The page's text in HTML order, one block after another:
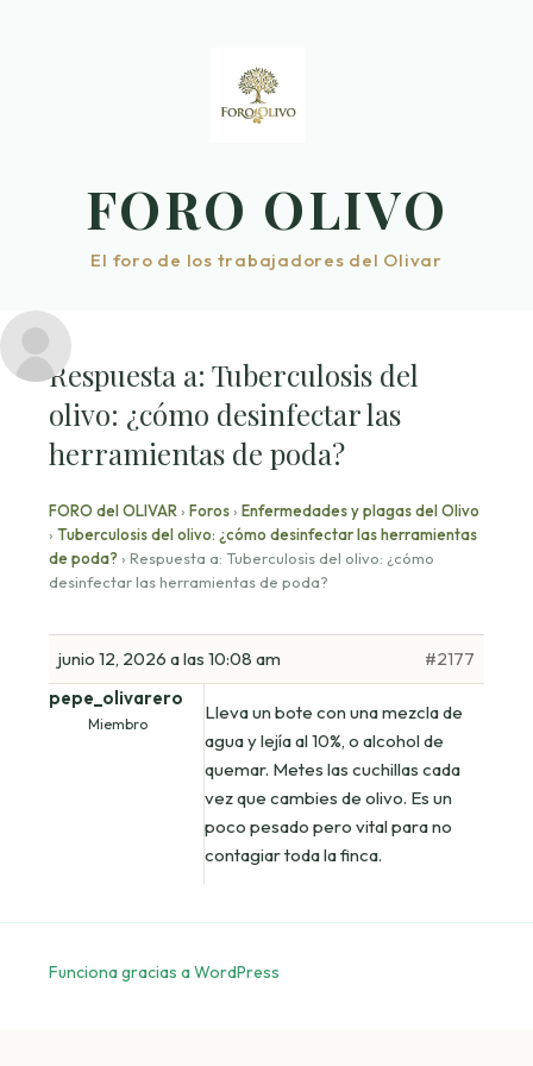
FORO OLIVO
El foro de los trabajadores del Olivar
Respuesta a: Tuberculosis del
olivo: ¿cómo desinfectar las
herramientas de poda?
FORO del OLIVAR › Foros › Enfermedades y plagas del Olivo
› Tuberculosis del olivo: ¿cómo desinfectar las herramientas
de poda? › Respuesta a: Tuberculosis del olivo: ¿cómo
desinfectar las herramientas de poda?
junio 12, 2026 a las 10:08 am
#2177
pepe_olivarero
Miembro
Lleva un bote con una mezcla de
agua y lejía al 10%, o alcohol de
quemar. Metes las cuchillas cada
vez que cambies de olivo. Es un
poco pesado pero vital para no
contagiar toda la finca.
Funciona gracias a WordPress